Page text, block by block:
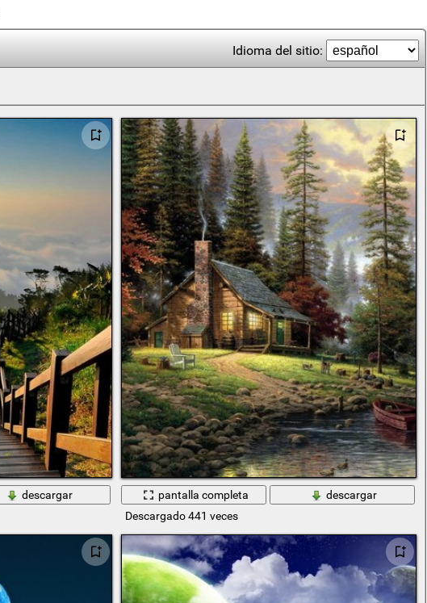
Idioma del sitio:
descargar
pantalla completa
descargar
Descargado 441 veces